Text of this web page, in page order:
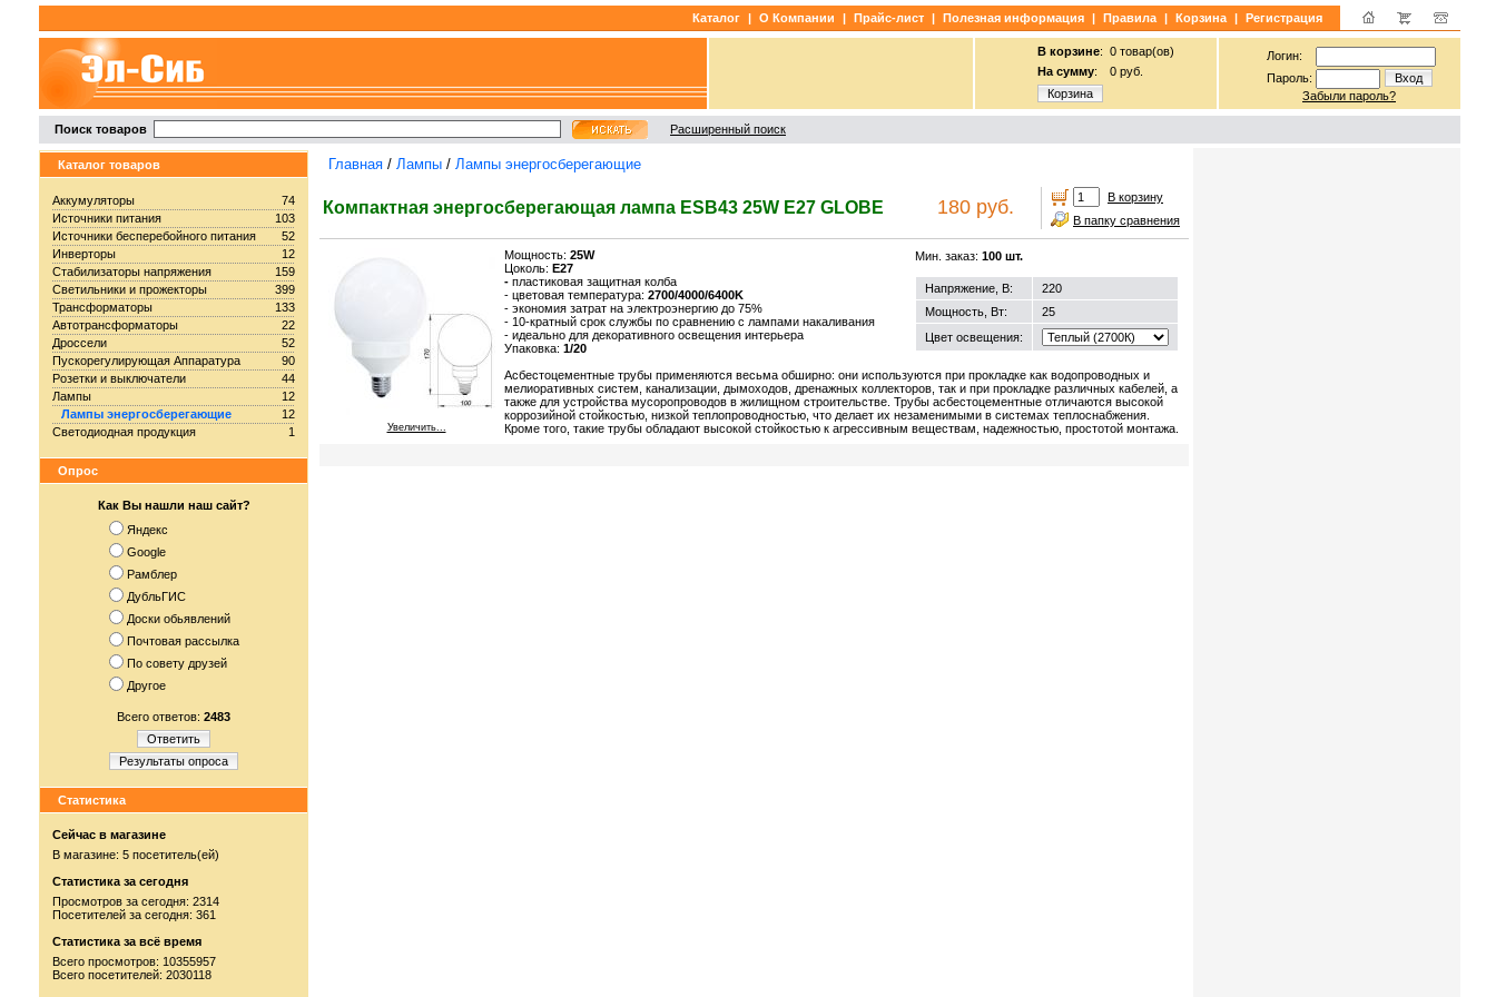
Каталог | О Компании | Прайс-лист | Полезная информация | Правила | Корзина | Регистрация
В корзине: 0 товар(ов)
На сумму:
0 руб.
Корзина
Логин:
Пароль:
Вход
Забыли пароль?
Поиск товаров Расширенный поиск
Каталог товаров
74
Аккумуляторы
103
Источники питания
52
Источники бесперебойного питания
12
Инверторы
159
Стабилизаторы напряжения
399
Светильники и прожекторы
133
Трансформаторы
22
Автотрансформаторы
52
Дроссели
90
Пускорегулирующая Аппаратура
44
Розетки и выключатели
12
Лампы
12
Лампы энергосберегающие
1
Светодиодная продукция
Опрос
Как Вы нашли наш сайт?
Яндекс
Google
Рамблер
ДубльГИС
Доски обьявлений
Почтовая рассылка
По совету друзей
Другое
Всего ответов: 2483
Ответить
Результаты опроса
Статистика
Сейчас в магазине
В магазине: 5 посетитель(ей)
Статистика за сегодня
Просмотров за сегодня: 2314
Посетителей за сегодня: 361
Статистика за всё время
Всего просмотров: 10355957
Всего посетителей: 2030118
Главная / Лампы / Лампы энергосберегающие
Компактная энергосберегающая лампа ESB43 25W E27 GLOBE 180 руб.
В корзину
В папку сравнения
Увеличить...
Мин. заказ: 100 шт.
Напряжение, В:
220
Мощность, Вт:
25
Цвет освещения:
Мощность: 25W
Цоколь: E27
- пластиковая защитная колба
- цветовая температура: 2700/4000/6400K
- экономия затрат на электроэнергию до 75%
- 10-кратный срок службы по сравнению с лампами накаливания
- идеально для декоративного освещения интерьера
Упаковка: 1/20
Асбестоцементные трубы применяются весьма обширно: они используются при прокладке как водопроводных и
мелиоративных систем, канализации, дымоходов, дренажных коллекторов, так и при прокладке различных кабелей, а
также для устройства мусоропроводов в жилищном строительстве. Трубы асбестоцементные отличаются высокой
коррозийной стойкостью, низкой теплопроводностью, что делает их незаменимыми в системах теплоснабжения.
Кроме того, такие трубы обладают высокой стойкостью к агрессивным веществам, надежностью, простотой монтажа.